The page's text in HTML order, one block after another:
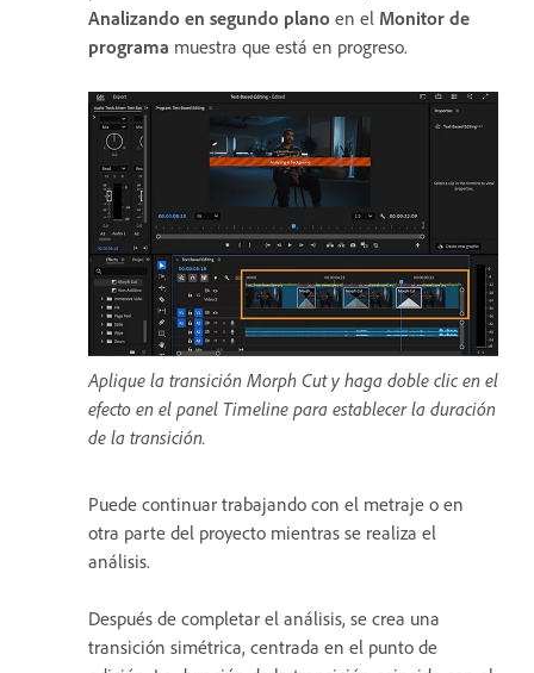
Analizando en segundo plano en el Monitor de
programa muestra que está en progreso.
Aplique la transición Morph Cut y haga doble clic en el
efecto en el panel Timeline para establecer la duración
de la transición.
Puede continuar trabajando con el metraje o en
otra parte del proyecto mientras se realiza el
análisis.
Después de completar el análisis, se crea una
transición simétrica, centrada en el punto de